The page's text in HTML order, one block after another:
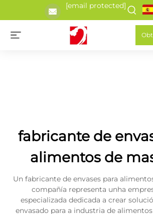
[email protected]
fabricante de
alimentos de
Un fabricante de envases para
compañía representa unha
especializada dedicada a crear
envasado para a industria de